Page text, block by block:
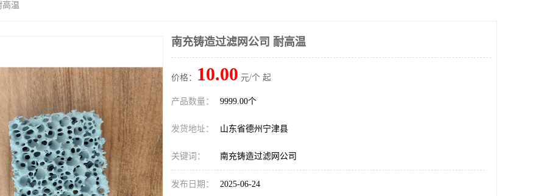
高温
南充铸造过滤网公司 耐高温
价格： 10.00 元/个 起
产品数量： 9999.00个
发货地址： 山东省德州宁津县
关键词： 南充铸造过滤网公司
发布日期： 2025-06-24